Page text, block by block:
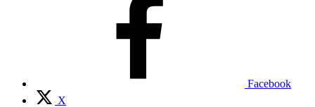
Facebook
X